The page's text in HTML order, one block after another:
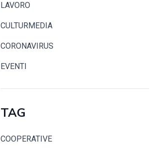
LAVORO
CULTURMEDIA
CORONAVIRUS
EVENTI
TAG
COOPERATIVE